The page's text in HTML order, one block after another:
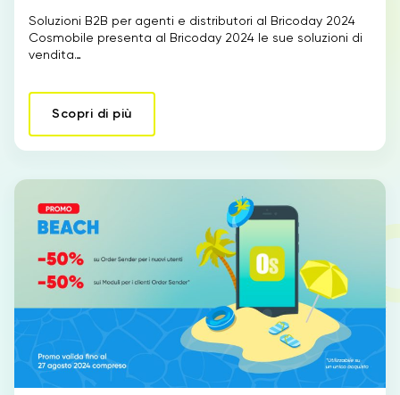
Soluzioni B2B per agenti e distributori al Bricoday 2024
Cosmobile presenta al Bricoday 2024 le sue soluzioni di
vendita…
Scopri di più